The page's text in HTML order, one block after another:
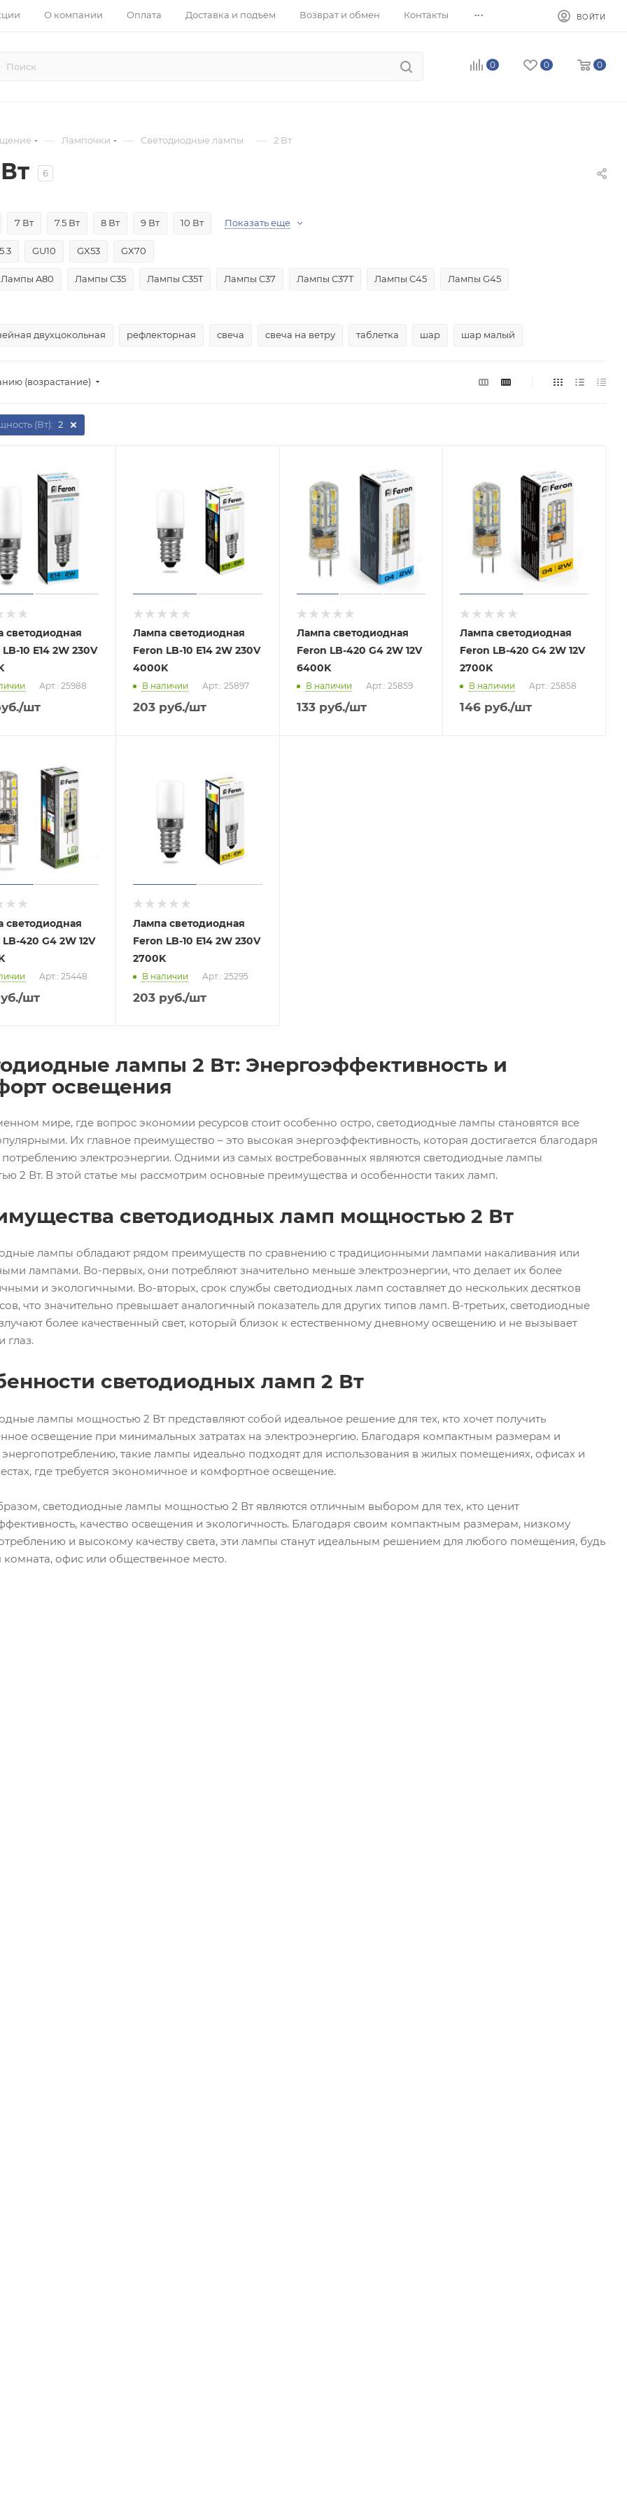
О компании Оплата Доставка и подъем Возврат и обмен Контакты ... ВОЙТИ
0 0 0
— Лампочки — Светодиодные лампы — 2 Вт
6
7 Вт 7.5 Вт 8 Вт 9 Вт 10 Вт Показать еще
GU10 GX53 GX70
Лампы A80 Лампы C35 Лампы C35T Лампы C37 Лампы C37T Лампы C45 Лампы G45
двухцокольная рефлекторная свеча свеча на ветру таблетка шар шар малый
(возрастание)
(Вт): 2
светодиодная
10 E14 2W 230V
Арт.: 25988
/шт
Лампа светодиодная
Feron LB-10 E14 2W 230V
4000K
В наличии Арт.: 25897
203 руб./шт
Лампа светодиодная
Feron LB-420 G4 2W 12V
6400K
В наличии Арт.: 25859
133руб./шт
Лампа светодиодная
Feron LB-420 G4 2W 12V
2700K
В наличии Арт.: 25858
146руб./шт
светодиодная
420 G4 2W 12V
Арт.: 25448
/шт
Лампа светодиодная
Feron LB-10 E14 2W 230V
2700K
В наличии Арт.: 25295
203 руб./шт
лампы 2 Вт: Энергоэффективность и
освещения
мире, где вопрос экономии ресурсов стоит особенно остро, светодиодные лампы становятся все
Их главное преимущество – это высокая энергоэффективность, которая достигается благодаря
электроэнергии. Одними из самых востребованных являются светодиодные лампы
2 Вт. В этой статье мы рассмотрим основные преимущества и особенности таких ламп.
светодиодных ламп мощностью 2 Вт
лампы обладают рядом преимуществ по сравнению с традиционными лампами накаливания или
лампами. Во-первых, они потребляют значительно меньше электроэнергии, что делает их более
и экологичными. Во-вторых, срок службы светодиодных ламп составляет до нескольких десятков
что значительно превышает аналогичный показатель для других типов ламп. В-третьих, светодиодные
более качественный свет, который близок к естественному дневному освещению и не вызывает
глаз.
светодиодных ламп 2 Вт
лампы мощностью 2 Вт представляют собой идеальное решение для тех, кто хочет получить
освещение при минимальных затратах на электроэнергию. Благодаря компактным размерам и
такие лампы идеально подходят для использования в жилых помещениях, офисах и
где требуется экономичное и комфортное освещение.
светодиодные лампы мощностью 2 Вт являются отличным выбором для тех, кто ценит
качество освещения и экологичность. Благодаря своим компактным размерам, низкому
и высокому качеству света, эти лампы станут идеальным решением для любого помещения, будь
комната, офис или общественное место.